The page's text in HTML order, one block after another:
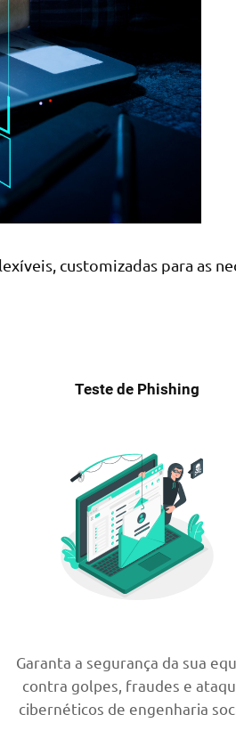
customizadas para as
Teste de Phishing
Garanta a segurança da sua
contra golpes, fraudes e
cibernéticos de engenharia